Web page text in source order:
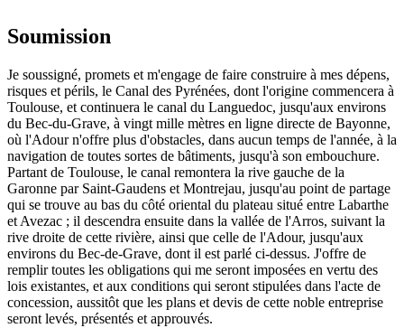
Soumission
Je soussigné, promets et m'engage de faire construire à mes dépens,
risques et périls, le Canal des Pyrénées, dont l'origine commencera à
Toulouse, et continuera le canal du Languedoc, jusqu'aux environs
du Bec-du-Grave, à vingt mille mètres en ligne directe de Bayonne,
où l'Adour n'offre plus d'obstacles, dans aucun temps de l'année, à la
navigation de toutes sortes de bâtiments, jusqu'à son embouchure.
Partant de Toulouse, le canal remontera la rive gauche de la
Garonne par Saint-Gaudens et Montrejau, jusqu'au point de partage
qui se trouve au bas du côté oriental du plateau situé entre Labarthe
et Avezac ; il descendra ensuite dans la vallée de l'Arros, suivant la
rive droite de cette rivière, ainsi que celle de l'Adour, jusqu'aux
environs du Bec-de-Grave, dont il est parlé ci-dessus. J'offre de
remplir toutes les obligations qui me seront imposées en vertu des
lois existantes, et aux conditions qui seront stipulées dans l'acte de
concession, aussitôt que les plans et devis de cette noble entreprise
seront levés, présentés et approuvés.